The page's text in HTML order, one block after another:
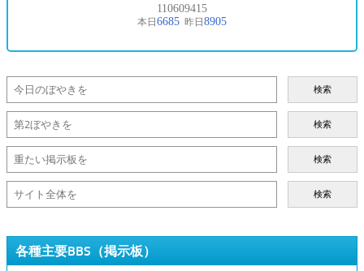
検索
検索
検索
検索
各種主要BBS（掲示板）